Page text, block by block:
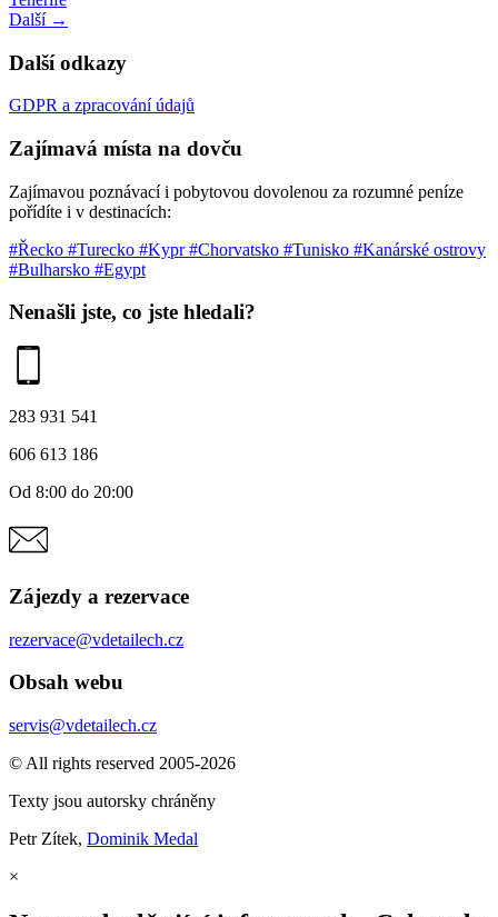
Další →
Další odkazy
GDPR a zpracování údajů
Zajímavá místa na dovču
Zajímavou poznávací i pobytovou dovolenou za rozumné peníze
pořídíte i v destinacích:
#Řecko #Turecko #Kypr#Chorvatsko #Tunisko #Kanárské ostrovy
#Bulharsko #Egypt
Nenašli jste, co jste hledali?
283 931 541
606 613 186
Od 8:00 do 20:00
Zájezdy a rezervace
rezervace@vdetailech.cz
Obsah webu
servis@vdetailech.cz
© All rights reserved 2005-2026
Texty jsou autorsky chráněny
Petr Zítek, Dominik Medal
×